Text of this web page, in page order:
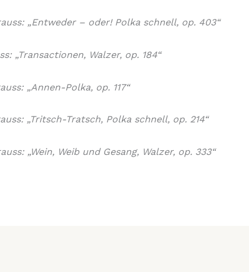
„Entweder – oder! Polka schnell, op. 403“
„Transactionen, Walzer, op. 184“
„Annen-Polka, op. 117“
„Tritsch-Tratsch, Polka schnell, op. 214“
„Wein, Weib und Gesang, Walzer, op. 333“